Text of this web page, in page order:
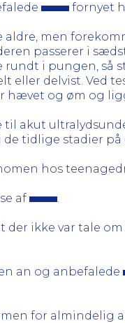
fornyet
men
passerer i
i pungen, så
eller delvist. Ved
hævet og øm og
akut
tidlige stadier
hos
af .
ikke var tale
an og anbefalede
for almindelig